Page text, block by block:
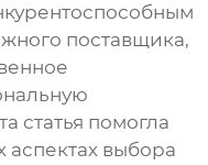
поставщика,
статья помогла
аспектах выбора